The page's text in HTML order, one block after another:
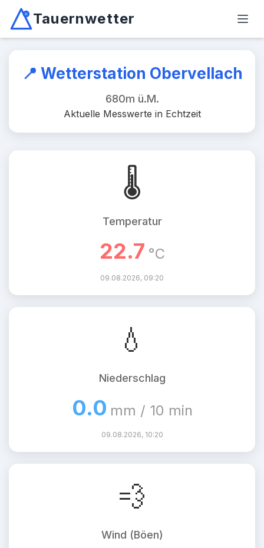
Tauernwetter
Unabhängiger Wetterdienst für Kärnten, Osttirol &
📍 Wetterstation Obervellach
680m ü.M.
Aktuelle Messwerte in Echtzeit
🌡️
Temperatur
22.7 °C
09.08.2026, 09:20
💧
Niederschlag
0.0 mm / 10 min
09.08.2026, 10:20
💨
Wind (Böen)